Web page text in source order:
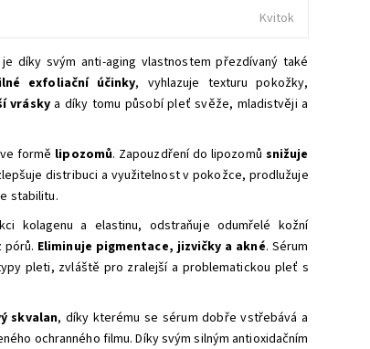
Kvitok
díky svým anti-aging vlastnostem přezdívaný také
exfoliační účinky, vyhlazuje texturu pokožky,
vráskya díky tomu působí pleť svěže, mladistvěji a
formě lipozomů. Zapouzdření do lipozomů snižuje
distribuci a využitelnost v pokožce, prodlužuje
stabilitu.
kolagenu a elastinu, odstraňuje odumřelé kožní
pórů. Eliminuje pigmentace, jizvičky a akné. Sérum
pleti, zvláště pro zralejší a problematickou pleť s
skvalan, díky kterému se sérum dobře vstřebává a
ochranného filmu. Díky svým silným antioxidačním